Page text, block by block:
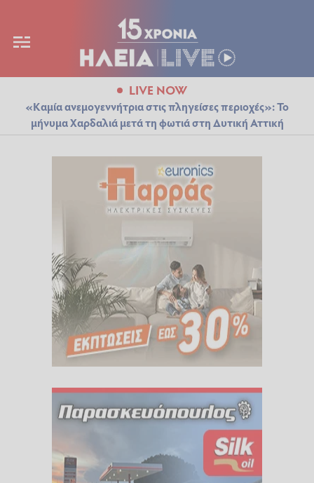
LIVE NOW
«Καμία ανεμογεννήτρια στις πληγείσες περιοχές»: Το
μήνυμα Χαρδαλιά μετά τη φωτιά στη Δυτική Αττική